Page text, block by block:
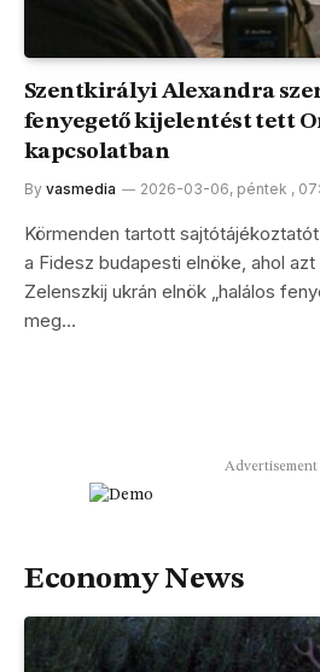
Szentkirályi Alexandra
fenyegető kijelentést tett
kapcsolatban
By vasmedia 2026-03-06, péntek ,
Körmenden tartott
a Fidesz budapesti elnöke, ahol
Zelenszkij ukrán elnök „halálos
meg…
Advertisement
Economy News